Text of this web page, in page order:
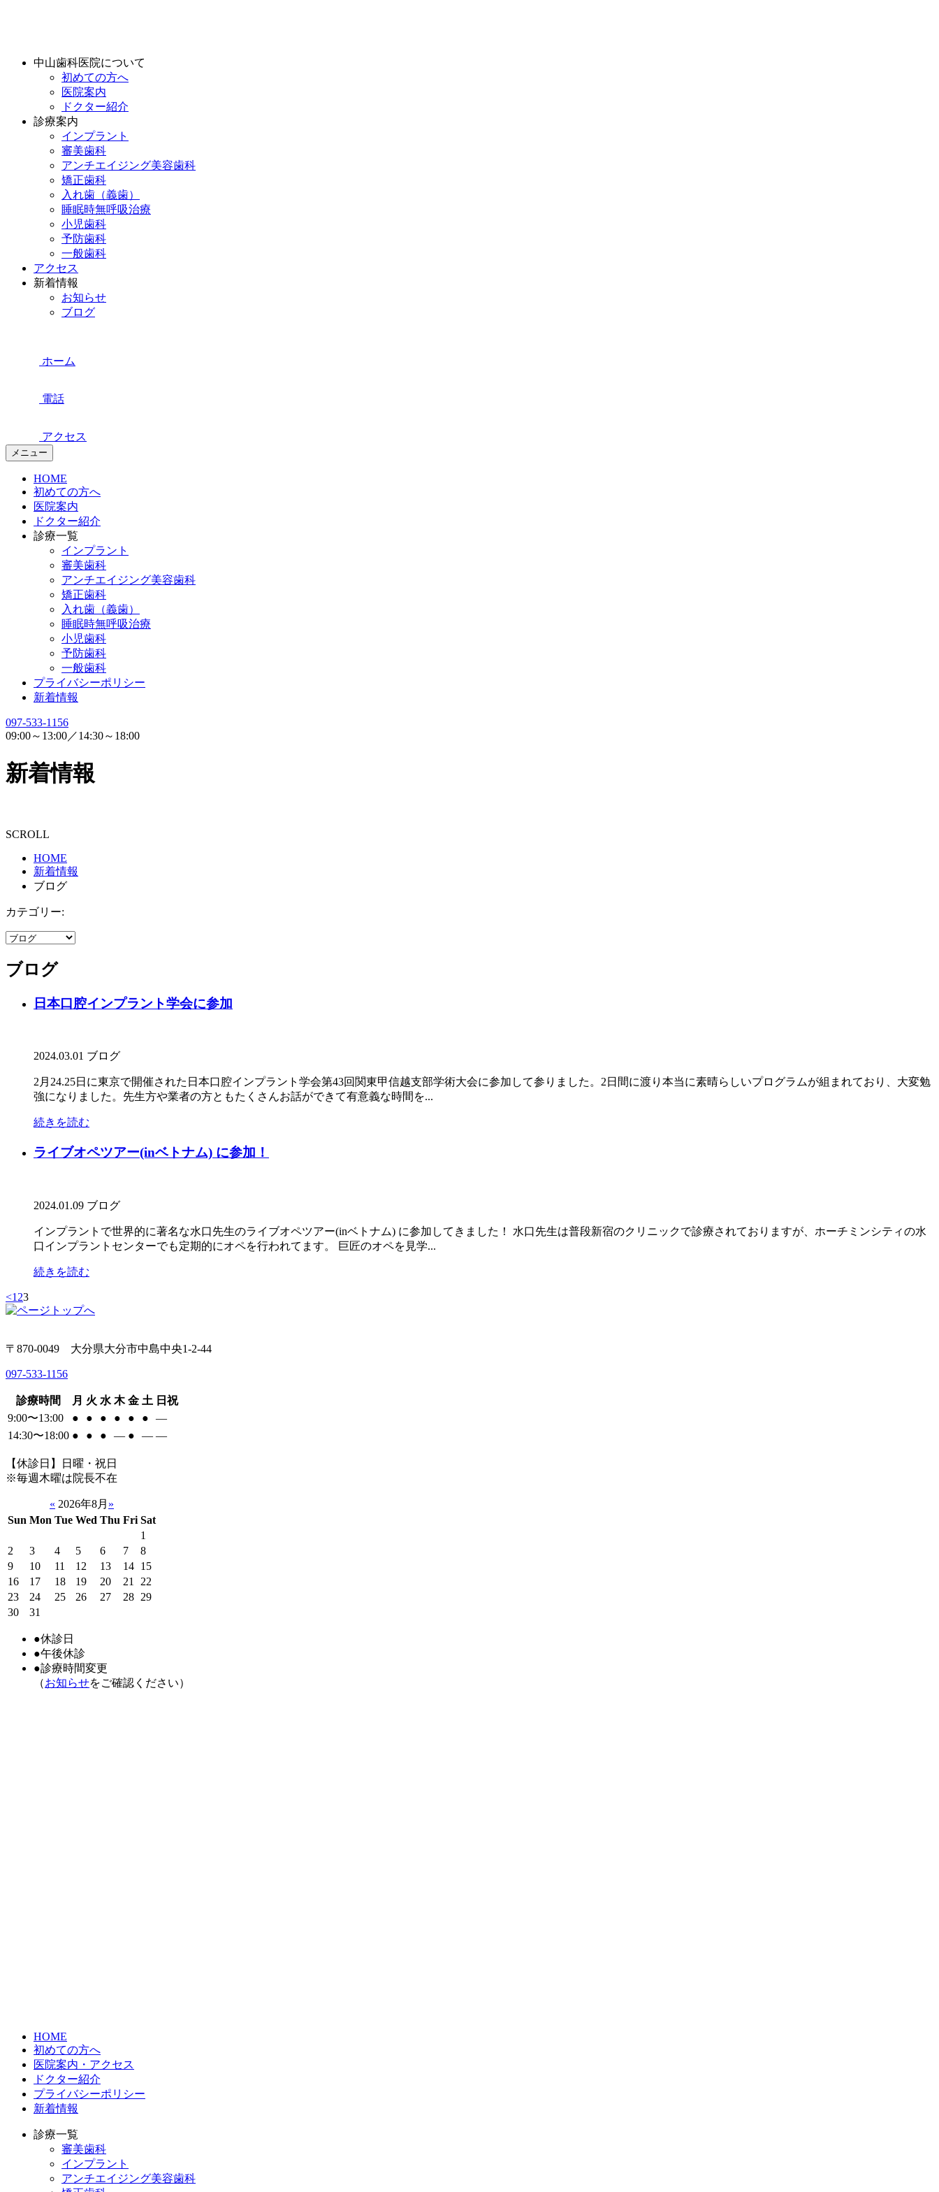
中山歯科医院について
初めての方へ
医院案内
ドクター紹介
診療案内
インプラント
審美歯科
アンチエイジング美容歯科
矯正歯科
入れ歯（義歯）
睡眠時無呼吸治療
小児歯科
予防歯科
一般歯科
アクセス
新着情報
お知らせ
ブログ
ホーム
電話
アクセス
メニュー
HOME
初めての方へ
医院案内
ドクター紹介
診療一覧
インプラント
審美歯科
アンチエイジング美容歯科
矯正歯科
入れ歯（義歯）
睡眠時無呼吸治療
小児歯科
予防歯科
一般歯科
プライバシーポリシー
新着情報
097-533-1156
09:00～13:00／14:30～18:00
新着情報
SCROLL
HOME
新着情報
ブログ
カテゴリー:
ブログ
日本口腔インプラント学会に参加
2024.03.01 ブログ
2月24.25日に東京で開催された日本口腔インプラント学会第43回関東甲信越支部学術大会に参加して参りました。2日間に渡り本当に素晴らしいプログラムが組まれており、大変勉
強になりました。先生方や業者の方ともたくさんお話ができて有意義な時間を...
続きを読む
ライブオペツアー(inベトナム) に参加！
2024.01.09 ブログ
インプラントで世界的に著名な水口先生のライブオペツアー(inベトナム) に参加してきました！ 水口先生は普段新宿のクリニックで診療されておりますが、ホーチミンシティの水
口インプラントセンターでも定期的にオペを行われてます。 巨匠のオペを見学...
続きを読む
<1 23
〒870-0049 大分県大分市中島中央1-2-44
097-533-1156
診療時間 月 火 水 木 金 土 日祝
9:00〜13:00
● ● ● ● ● ●
―
14:30〜18:00 ● ● ● ― ● ― ―
【休診日】日曜・祝日
※毎週木曜は院長不在
« 2026年8月 »
Sun Mon Tue Wed Thu Fri Sat
1
2
3 4 5 6 7
8
9
10 11 12 13 14 15
16
17 18 19 20 21
22
23
24 25 26 27 28 29
30
31
●休診日
●午後休診
●診療時間変更
（お知らせをご確認ください）
HOME
初めての方へ
医院案内・アクセス
ドクター紹介
プライバシーポリシー
新着情報
診療一覧
審美歯科
インプラント
アンチエイジング美容歯科